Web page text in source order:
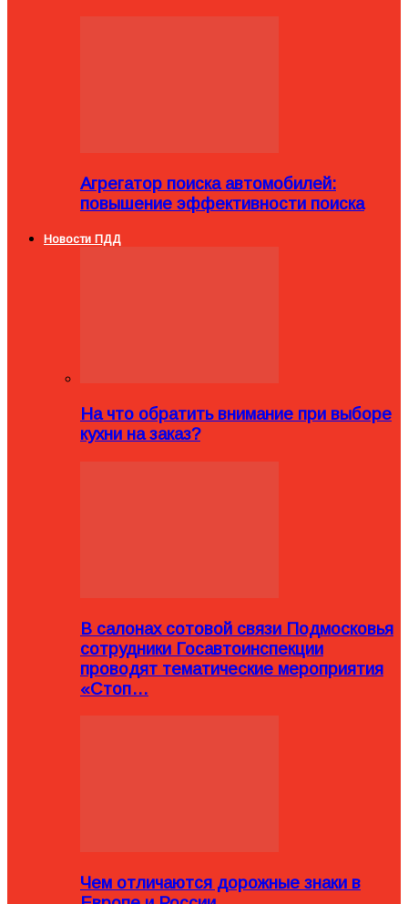
Агрегатор поиска автомобилей:
повышение эффективности поиска
Новости ПДД
На что обратить внимание при выборе
кухни на заказ?
В салонах сотовой связи Подмосковья
сотрудники Госавтоинспекции
проводят тематические мероприятия
«Стоп…
Чем отличаются дорожные знаки в